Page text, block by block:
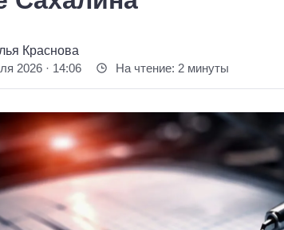
Краснова
2026 · 14:06 На чтение: 2 минуты